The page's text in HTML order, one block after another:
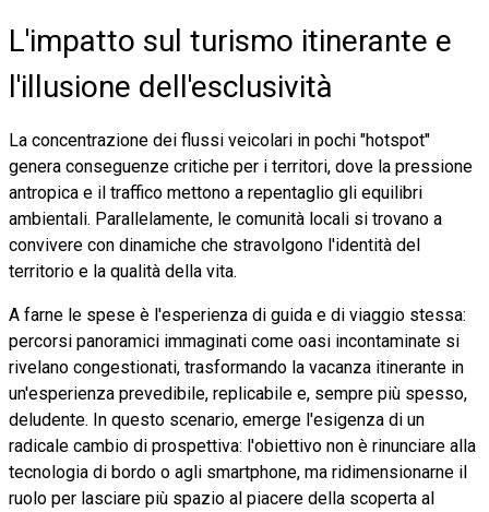
L'impatto sul turismo itinerante e
l'illusione dell'esclusività
La concentrazione dei flussi veicolari in pochi "hotspot"
genera conseguenze critiche per i territori, dove la pressione
antropica e il traffico mettono a repentaglio gli equilibri
ambientali. Parallelamente, le comunità locali si trovano a
convivere con dinamiche che stravolgono l'identità del
territorio e la qualità della vita.
A farne le spese è l'esperienza di guida e di viaggio stessa:
percorsi panoramici immaginati come oasi incontaminate si
rivelano congestionati, trasformando la vacanza itinerante in
un'esperienza prevedibile, replicabile e, sempre più spesso,
deludente. In questo scenario, emerge l'esigenza di un
radicale cambio di prospettiva: l'obiettivo non è rinunciare alla
tecnologia di bordo o agli smartphone, ma ridimensionarne il
ruolo per lasciare più spazio al piacere della scoperta al